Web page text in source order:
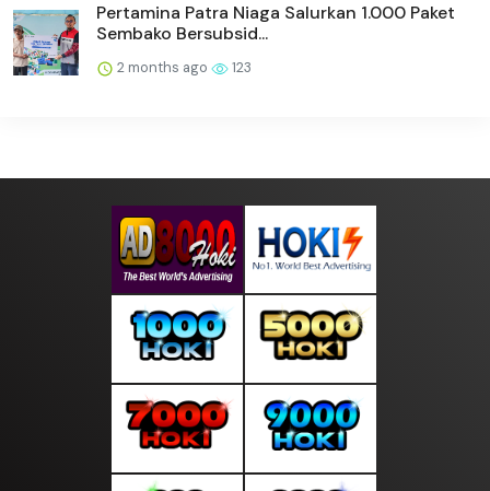
Pertamina Patra Niaga Salurkan 1.000 Paket
Sembako Bersubsid...
2 months ago 123